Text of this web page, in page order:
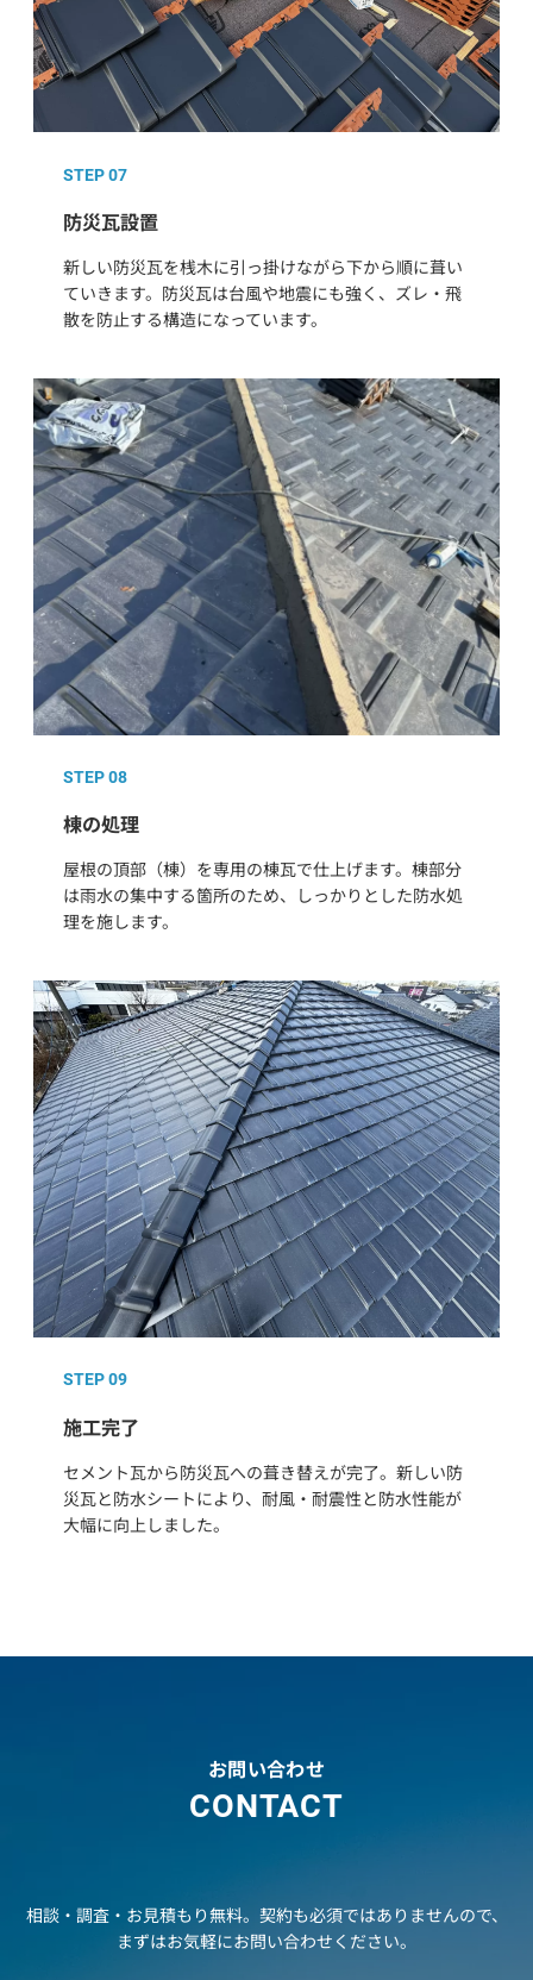
STEP 07
防災瓦設置
新しい防災瓦を桟木に引っ掛けながら下から順に葺い
ていきます。防災瓦は台風や地震にも強く、ズレ・飛
散を防止する構造になっています。
STEP 08
棟の処理
屋根の頂部（棟）を専用の棟瓦で仕上げます。棟部分
は雨水の集中する箇所のため、しっかりとした防水処
理を施します。
STEP 09
施工完了
セメント瓦から防災瓦への葺き替えが完了。新しい防
災瓦と防水シートにより、耐風・耐震性と防水性能が
大幅に向上しました。
お問い合わせ
CONTACT
相談・調査・お見積もり無料。契約も必須ではありませんので、
まずはお気軽にお問い合わせください。